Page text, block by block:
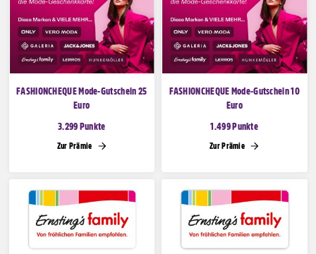
FASHIONCHEQUE Mode-Gutschein 25
Euro
3.299 Punkte
Zur Prämie
FASHIONCHEQUE Mode-Gutschein 10
Euro
1.499 Punkte
Zur Prämie